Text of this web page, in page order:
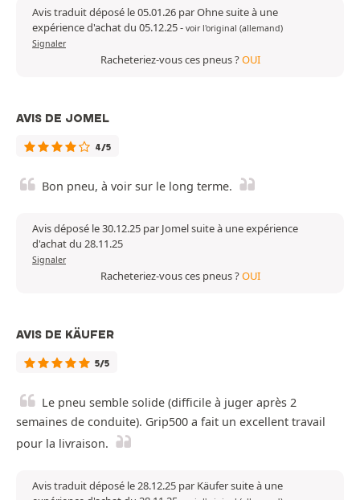
Avis traduit déposé le 05.01.26 par Ohne suite à une
expérience d'achat du 05.12.25- voir l'original (allemand)
Signaler
Racheteriez-vous ces pneus ?OUI
AVIS DE JOMEL
4/5
Bon pneu, à voir sur le long terme.
Avis déposé le 30.12.25 par Jomel suite à une expérience
d'achat du 28.11.25
Signaler
Racheteriez-vous ces pneus ?OUI
AVIS DE KÄUFER
5/5
Le pneu semble solide (difficile à juger après 2
semaines de conduite). Grip500 a fait un excellent travail
pour la livraison.
Avis traduit déposé le 28.12.25 par Käufer suite à une